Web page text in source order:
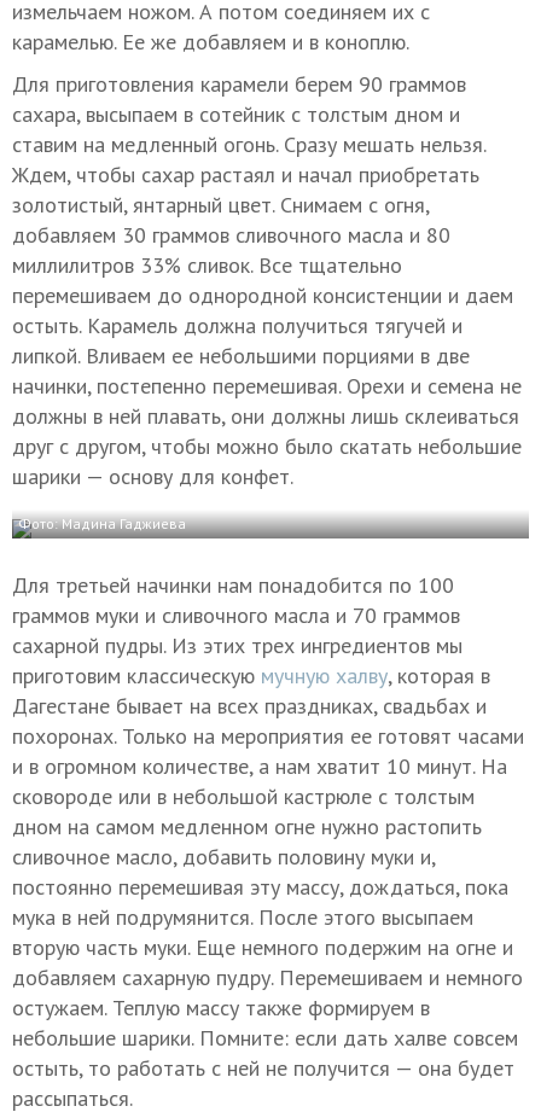
измельчаем ножом. А потом соединяем их с
карамелью. Ее же добавляем и в коноплю.
Для приготовления карамели берем 90 граммов
сахара, высыпаем в сотейник с толстым дном и
ставим на медленный огонь. Сразу мешать нельзя.
Ждем, чтобы сахар растаял и начал приобретать
золотистый, янтарный цвет. Снимаем с огня,
добавляем 30 граммов сливочного масла и 80
миллилитров 33% сливок. Все тщательно
перемешиваем до однородной консистенции и даем
остыть. Карамель должна получиться тягучей и
липкой. Вливаем ее небольшими порциями в две
начинки, постепенно перемешивая. Орехи и семена не
должны в ней плавать, они должны лишь склеиваться
друг с другом, чтобы можно было скатать небольшие
шарики — основу для конфет.
Фото: Мадина Гаджиева
Для третьей начинки нам понадобится по 100
граммов муки и сливочного масла и 70 граммов
сахарной пудры. Из этих трех ингредиентов мы
приготовим классическую мучную халву, которая в
Дагестане бывает на всех праздниках, свадьбах и
похоронах. Только на мероприятия ее готовят часами
и в огромном количестве, а нам хватит 10 минут. На
сковороде или в небольшой кастрюле с толстым
дном на самом медленном огне нужно растопить
сливочное масло, добавить половину муки и,
постоянно перемешивая эту массу, дождаться, пока
мука в ней подрумянится. После этого высыпаем
вторую часть муки. Еще немного подержим на огне и
добавляем сахарную пудру. Перемешиваем и немного
остужаем. Теплую массу также формируем в
небольшие шарики. Помните: если дать халве совсем
остыть, то работать с ней не получится — она будет
рассыпаться.